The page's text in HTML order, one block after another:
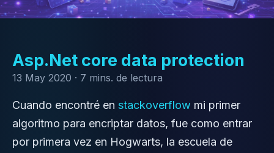
Asp.Net core data protection
13 May 2020 · 7 mins. de lectura
Cuando encontré en stackoverflow mi primer
algoritmo para encriptar datos, fue como entrar
por primera vez en Hogwarts, la escuela de